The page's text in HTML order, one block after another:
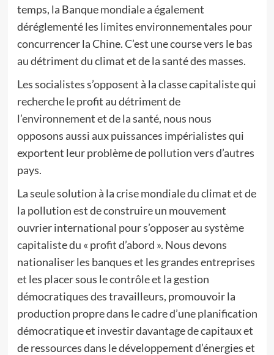
temps, la Banque mondiale a également
déréglementé les limites environnementales pour
concurrencer la Chine. C’est une course vers le bas
au détriment du climat et de la santé des masses.
Les socialistes s’opposent à la classe capitaliste qui
recherche le profit au détriment de
l’environnement et de la santé, nous nous
opposons aussi aux puissances impérialistes qui
exportent leur problème de pollution vers d’autres
pays.
La seule solution à la crise mondiale du climat et de
la pollution est de construire un mouvement
ouvrier international pour s’opposer au système
capitaliste du « profit d’abord ». Nous devons
nationaliser les banques et les grandes entreprises
et les placer sous le contrôle et la gestion
démocratiques des travailleurs, promouvoir la
production propre dans le cadre d’une planification
démocratique et investir davantage de capitaux et
de ressources dans le développement d’énergies et